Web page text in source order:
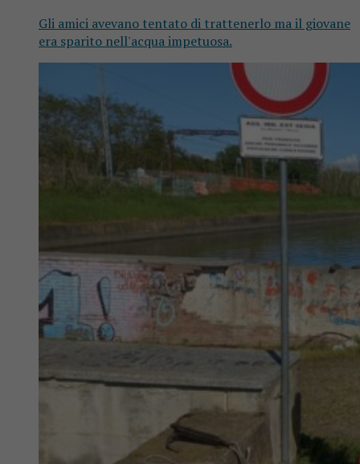
Gli amici avevano tentato di trattenerlo ma il giovane
era sparito nell'acqua impetuosa.